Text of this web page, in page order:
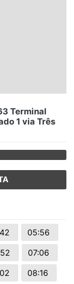
Terminal
1 via Três
05:56
07:06
08:16